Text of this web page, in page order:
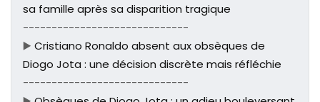
sa famille après sa disparition tragique
-----------------------------
▶️ Cristiano Ronaldo absent aux obsèques de
Diogo Jota : une décision discrète mais réfléchie
-----------------------------